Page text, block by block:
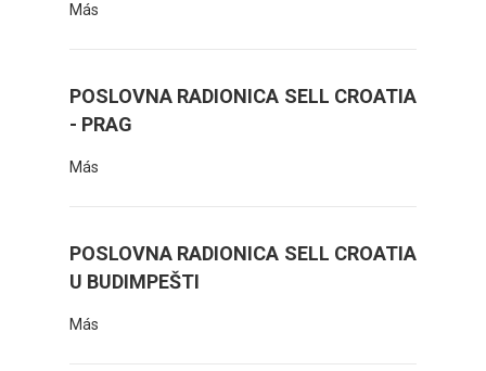
Más
POSLOVNA RADIONICA SELL CROATIA
- PRAG
Más
POSLOVNA RADIONICA SELL CROATIA
U BUDIMPEŠTI
Más